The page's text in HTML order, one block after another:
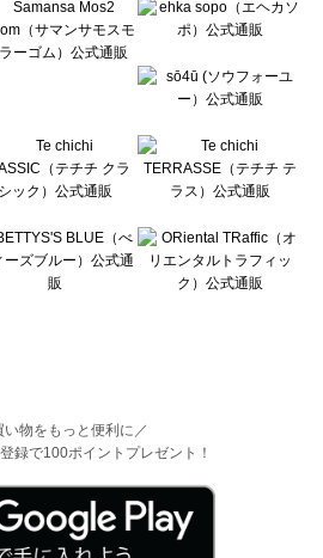
い物をもっと便利に／
録で100ポイントプレゼント！